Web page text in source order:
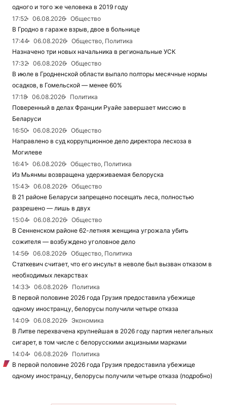
одного и того же человека в 2019 году
17:52
06.08.2026
Общество
В Гродно в гараже взрыв, двое в больнице
17:44
06.08.2026
Общество, Политика
Назначено три новых начальника в региональные УСК
17:32
06.08.2026
Общество
В июле в Гродненской области выпало полторы месячные нормы
осадков, в Гомельской — менее 60%
17:18
06.08.2026
Политика
Поверенный в делах Франции Руайе завершает миссию в
Беларуси
16:50
06.08.2026
Общество
Направлено в суд коррупционное дело директора лесхоза в
Могилеве
16:41
06.08.2026
Общество, Политика
Из Мьянмы возвращена удерживаемая белоруска
15:43
06.08.2026
Общество
В 21 районе Беларуси запрещено посещать леса, полностью
разрешено — лишь в двух
15:04
06.08.2026
Общество
В Сенненском районе 62-летняя женщина угрожала убить
сожителя — возбуждено уголовное дело
14:56
06.08.2026
Общество, Политика
Статкевич считает, что его инсульт в неволе был вызван отказом в
необходимых лекарствах
14:33
06.08.2026
Политика
В первой половине 2026 года Грузия предоставила убежище
одному иностранцу, белорусы получили четыре отказа
14:09
06.08.2026
Экономика
В Литве перехвачена крупнейшая в 2026 году партия нелегальных
сигарет, в том числе с белорусскими акцизными марками
14:04
06.08.2026
Политика
В первой половине 2026 года Грузия предоставила убежище
одному иностранцу, белорусы получили четыре отказа (подробно)